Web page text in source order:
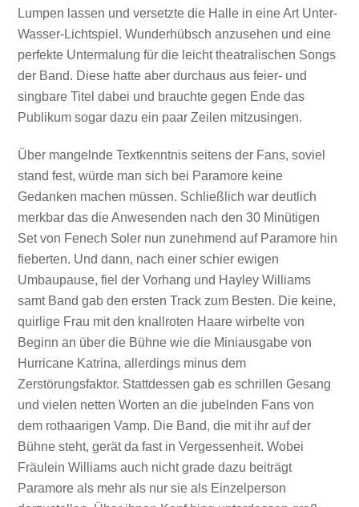
Lumpen lassen und versetzte die Halle in eine Art Unter-
Wasser-Lichtspiel. Wunderhübsch anzusehen und eine
perfekte Untermalung für die leicht theatralischen Songs
der Band. Diese hatte aber durchaus aus feier- und
singbare Titel dabei und brauchte gegen Ende das
Publikum sogar dazu ein paar Zeilen mitzusingen.
Über mangelnde Textkenntnis seitens der Fans, soviel
stand fest, würde man sich bei Paramore keine
Gedanken machen müssen. Schließlich war deutlich
merkbar das die Anwesenden nach den 30 Minütigen
Set von Fenech Soler nun zunehmend auf Paramore hin
fieberten. Und dann, nach einer schier ewigen
Umbaupause, fiel der Vorhang und Hayley Williams
samt Band gab den ersten Track zum Besten. Die keine,
quirlige Frau mit den knallroten Haare wirbelte von
Beginn an über die Bühne wie die Miniausgabe von
Hurricane Katrina, allerdings minus dem
Zerstörungsfaktor. Stattdessen gab es schrillen Gesang
und vielen netten Worten an die jubelnden Fans von
dem rothaarigen Vamp. Die Band, die mit ihr auf der
Bühne steht, gerät da fast in Vergessenheit. Wobei
Fräulein Williams auch nicht grade dazu beiträgt
Paramore als mehr als nur sie als Einzelperson